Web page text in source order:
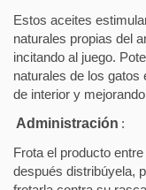
Estos aceites
naturales propias del
incitando al juego.
naturales de los gatos
de interior y
Administración :
Frota el producto
después distribúyela,